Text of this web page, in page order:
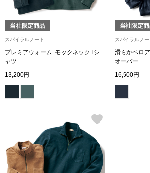
当社限定商品
スパイラルノート
プレミアウォーム･モックネックTシ
ャツ
13,200円
当社限定
スパイラルノー
滑らかベロ
オーバー
16,500円